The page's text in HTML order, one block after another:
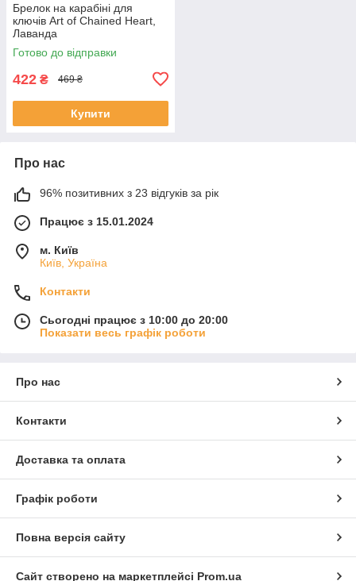
Брелок на карабіні для
ключів Art of Chained Heart,
Лаванда
Готово до відправки
422 ₴ 469 ₴
Купити
Про нас
96% позитивних з 23 відгуків за рік
Працює з 15.01.2024
м. Київ
Київ, Україна
Контакти
Сьогодні працює з 10:00 до 20:00
Показати весь графік роботи
Про нас
Контакти
Доставка та оплата
Графік роботи
Повна версія сайту
Сайт створено на маркетплейсі Prom.ua